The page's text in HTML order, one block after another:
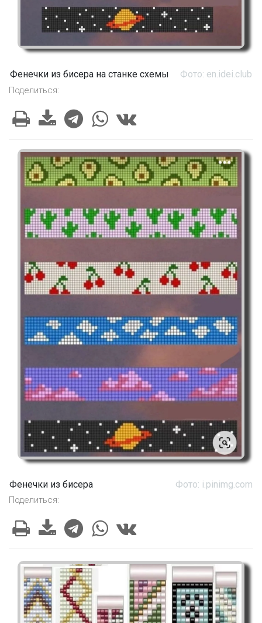
Фенечки из бисера на станке схемы Фото: en.idei.club
Поделиться:
Фенечки из бисера Фото: i.pinimg.com
Поделиться: